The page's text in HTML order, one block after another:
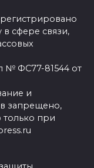
сфере связи,
№ ФС77-81544 от
и
запрещено,
только при